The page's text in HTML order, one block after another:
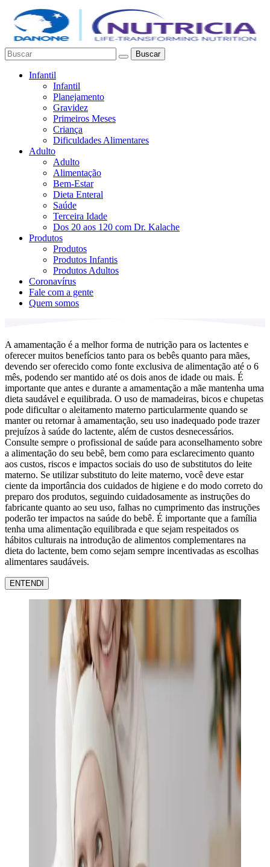
Buscar
Infantil
Infantil
Planejamento
Gravidez
Primeiros Meses
Criança
Dificuldades Alimentares
Adulto
Adulto
Alimentação
Bem-Estar
Dieta Enteral
Saúde
Terceira Idade
Dos 20 aos 120 com Dr. Kalache
Produtos
Produtos
Produtos Infantis
Produtos Adultos
Coronavírus
Fale com a gente
Quem somos
A amamentação é a melhor forma de nutrição para os lactentes e
oferecer muitos benefícios tanto para os bebês quanto para mães,
devendo ser oferecido como fonte exclusiva de alimentação até o 6
mês, podendo ser mantido até os dois anos de idade ou mais. É
importante que antes e durante a amamentação a mãe mantenha uma
dieta saudável e equilibrada. O uso de mamadeiras, bicos e chupetas
pode dificultar o aleitamento materno particularmente quando se
manter ou retornar à amamentação, seu uso inadequado pode trazer
prejuízos à saúde do lactente, além de custos desnecessários.
Consulte sempre o profissional de saúde para aconselhamento sobre
a alimentação do seu bebê, bem como para esclarecimento quanto
aos custos, riscos e impactos sociais do uso de substitutos do leite
materno. Se utilizar substituto do leite materno, você deve estar
ciente da importância dos cuidados de higiene e do modo correto do
preparo dos produtos, seguindo cuidadosamente as instruções do
fabricante quanto ao seu uso, falhas no cumprimento das instruções
poderão ter impactos na saúde do bebê. É importante que a família
tenha uma alimentação equilibrada e que sejam respeitados os
hábitos culturais na introdução de alimentos complementares na
dieta do lactente, bem como sejam sempre incentivadas as escolhas
alimentares saudáveis.
ENTENDI